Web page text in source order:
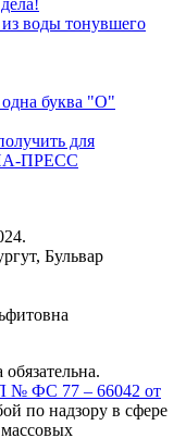
воды тонувшего
одна буква "О"
для
ПРЕСС
, Бульвар
№ ФС 77 – 66042 от
по надзору в сфере